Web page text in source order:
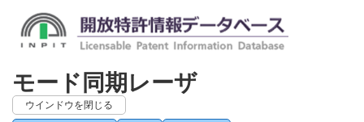
モード同期レーザ
ウインドウを閉じる